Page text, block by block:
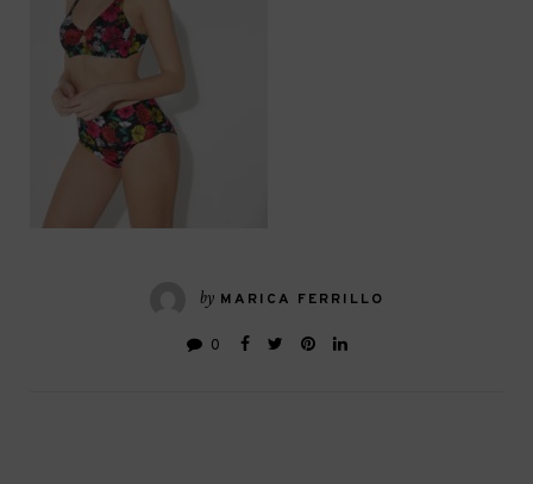
by MARICA FERRILLO
0